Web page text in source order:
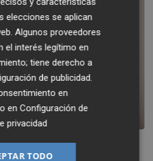
de unas notas y
elecciones se aplican
Algunos proveedores
el interés legítimo en
tiene derecho a
de publicidad.
en
enConfiguración de
privacidad
TODO